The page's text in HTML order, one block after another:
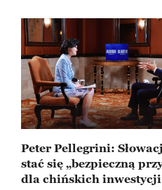
Peter Pellegrini:
stać się „bezpieczną
dla chińskich